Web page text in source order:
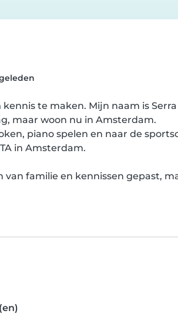
te maken. Mijn naam is Serra
maar woon nu in Amsterdam.
piano spelen en naar de
in Amsterdam.
van familie en kennissen gepast,